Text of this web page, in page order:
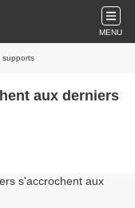
MENU
supports
aux derniers